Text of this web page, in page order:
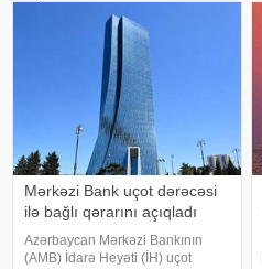
Mərkəzi Bank uçot dərəcəsi
ilə bağlı qərarını açıqladı
Azərbaycan Mərkəzi Bankının
(AMB) İdarə Heyəti (İH) uçot